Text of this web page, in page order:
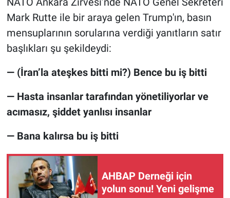
Mark Rutte ile bir araya gelen Trump'ın, basın
mensuplarının sorularına verdiği yanıtların satır
başlıkları şu şekildeydi:
— (İran’la ateşkes bitti mi?) Bence bu iş bitti
— Hasta insanlar tarafından yönetiliyorlar ve
acımasız, şiddet yanlısı insanlar
— Bana kalırsa bu iş bitti
AHBAP Derneği için
yolun sonu! Yeni gelişme